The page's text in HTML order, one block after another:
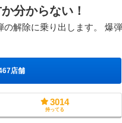
分からない！
解除に乗り出します。 爆弾
店舗
3014
持ってる